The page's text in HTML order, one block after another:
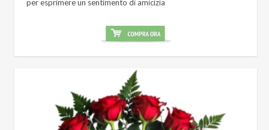
per esprimere un sentimento di amicizia